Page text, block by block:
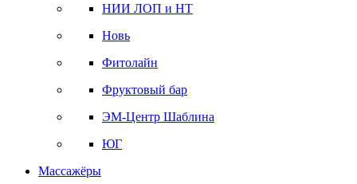
НИИ ЛОП и НТ
Новь
Фитолайн
Фруктовый бар
ЭМ-Центр Шаблина
ЮГ
Массажёры